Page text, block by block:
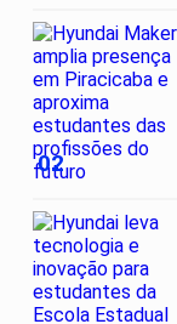
02